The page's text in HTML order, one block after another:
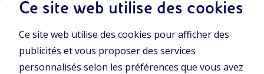
Italy Succursales
Via Emilia, 1 and Piazza Ezio Vanoni, 1 20097 San Donato Milanese,
Milan
Ce site web utilise des cookies
Ce site web utilise des cookies pour afficher des
publicités et vous proposer des services
personnalisés selon les préférences que vous avez